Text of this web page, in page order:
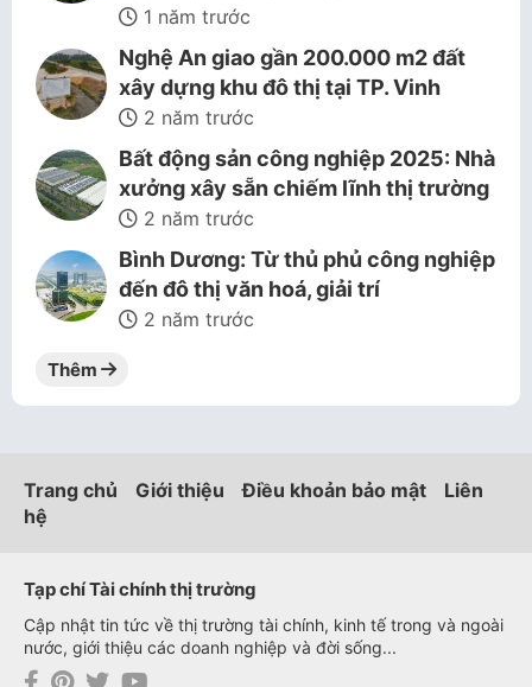
1 năm trước
Nghệ An giao gần 200.000 m2 đất
xây dựng khu đô thị tại TP. Vinh
2 năm trước
Bất động sản công nghiệp 2025: Nhà
xưởng xây sẵn chiếm lĩnh thị trường
2 năm trước
Bình Dương: Từ thủ phủ công nghiệp
đến đô thị văn hoá, giải trí
2 năm trước
Thêm
Trang chủ Giới thiệu Điều khoản bảo mật
Liên
hệ
Tạp chí Tài chính thị trường
Cập nhật tin tức về thị trường tài chính, kinh tế trong và ngoài
nước, giới thiệu các doanh nghiệp và đời sống...